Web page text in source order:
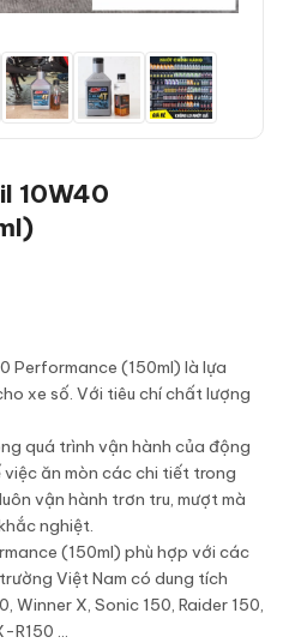
10W40
Performance (150ml) là lựa
xe số. Với tiêu chí chất lượng
quá trình vận hành của động
ăn mòn các chi tiết trong
vận hành trơn tru, mượt mà
nghiệt.
(150ml) phù hợp với các
Việt Nam có dung tích
Winner X, Sonic 150, Raider 150,
R150 ...